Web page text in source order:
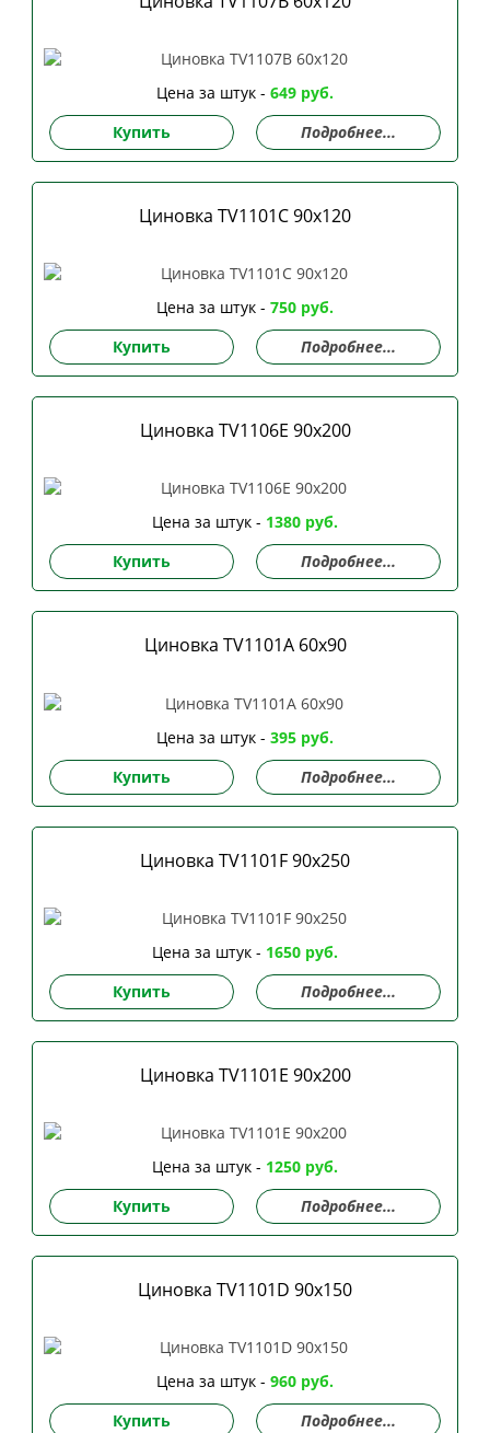
Цена за штук - 649 руб.
Купить
Подробнее...
Циновка TV1101C 90х120
Цена за штук - 750 руб.
Купить
Подробнее...
Циновка TV1106E 90х200
Цена за штук - 1380 руб.
Купить
Подробнее...
Циновка TV1101A 60х90
Цена за штук - 395 руб.
Купить
Подробнее...
Циновка TV1101F 90х250
Цена за штук - 1650 руб.
Купить
Подробнее...
Циновка TV1101E 90х200
Цена за штук - 1250 руб.
Купить
Подробнее...
Циновка TV1101D 90х150
Цена за штук - 960 руб.
Купить
Подробнее...